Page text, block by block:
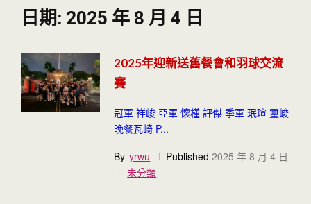
日期: 2025 年 8 月 4 日
2025年迎新送舊餐會和羽球交流
賽
冠軍 祥峻 亞軍 懷槿 評傑 季軍 珉瑄 璽峻
晚餐瓦崎 P...
By yrwu Published2025 年 8 月 4 日
未分類